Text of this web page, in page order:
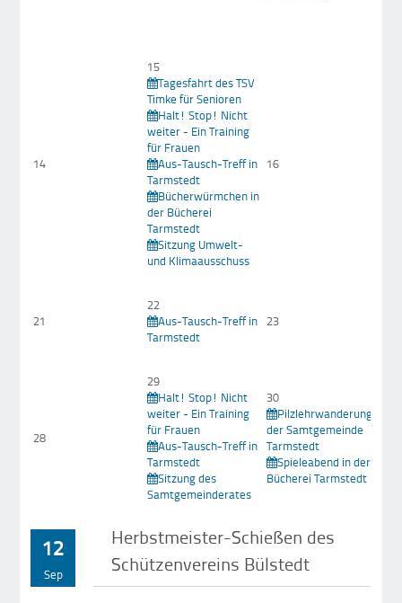
14
15
Tagesfahrt des TSV
Timke für Senioren
Halt! Stop! Nicht
weiter - Ein Training
für Frauen
Aus-Tausch-Treff in
Tarmstedt
Bücherwürmchen in
der Bücherei
Tarmstedt
Sitzung Umwelt-
und Klimaausschuss
16
21
22
Aus-Tausch-Treff in
Tarmstedt
23
28
29
Halt! Stop! Nicht
weiter - Ein Training
für Frauen
Aus-Tausch-Treff in
Tarmstedt
Sitzung des
Samtgemeinderates
30
Pilzlehrwanderung in
der Samtgemeinde
Tarmstedt
Spieleabend in der
Bücherei Tarmstedt
12
Sep
Herbstmeister-Schießen des
Schützenvereins Bülstedt